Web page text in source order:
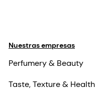
Nuestras empresas
Perfumery & Beauty
Taste, Texture & Health